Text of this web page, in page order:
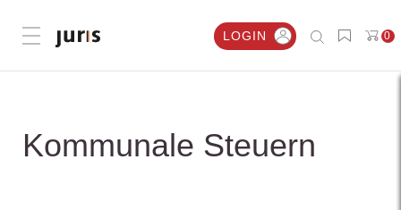
Menü öffnen LOGIN 0
Kommunale Steuern